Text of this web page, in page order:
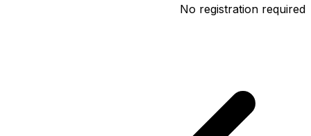
No registration required